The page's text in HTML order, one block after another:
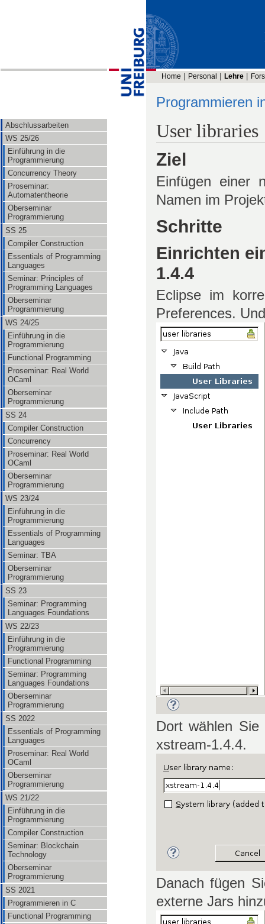
Abschlussarbeiten
WS 25/26
Einführung in die
Programmierung
Concurrency Theory
Proseminar:
Automatentheorie
Oberseminar
Programmierung
SS 25
Compiler Construction
Essentials of Programming
Languages
Seminar: Principles of
Programming Languages
Oberseminar
Programmierung
WS 24/25
Einführung in die
Programmierung
Functional Programming
Proseminar: Real World
OCaml
Oberseminar
Programmierung
SS 24
Compiler Construction
Concurrency
Proseminar: Real World
OCaml
Oberseminar
Programmierung
WS 23/24
Einführung in die
Programmierung
Essentials of Programming
Languages
Seminar: TBA
Oberseminar
Programmierung
SS 23
Seminar: Programming
Languages Foundations
WS 22/23
Einführung in die
Programmierung
Functional Programming
Seminar: Programming
Languages Foundations
Oberseminar
Programmierung
SS 2022
Essentials of Programming
Languages
Proseminar: Real World
OCaml
Oberseminar
Programmierung
WS 21/22
Einführung in die
Programmierung
Compiler Construction
Seminar: Blockchain
Technology
Oberseminar
Programmierung
SS 2021
Programmieren in C
Functional Programming
Home Personal Lehre
Programmieren
User libraries
Ziel
Einfügen einer
Namen im
Schritte
Einrichten
1.4.4
Eclipse im
Preferences.
Dort wählen
xstream-1.4.4.
Danach fügen
externe Jars